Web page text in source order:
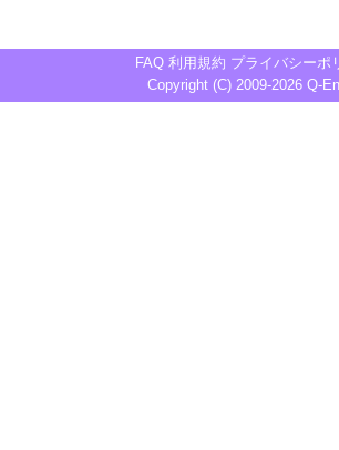
FAQ 利用規約 プライバシーポ
Copyright (C) 2009-2026 Q-